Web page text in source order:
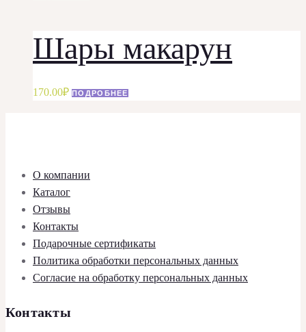
Шары макарун
170.00₽ ПОДРОБНЕЕ
О компании
Каталог
Отзывы
Контакты
Подарочные сертификаты
Политика обработки персональных данных
Согласие на обработку персональных данных
Контакты